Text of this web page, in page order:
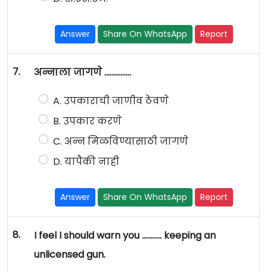
Answer Share On WhatsApp Report
7. अन्नाला जागणे ……………
A. उपकाराची जाणीव ठेवणे
B. उपकार करणे
C. अन्न मिळविण्यासाठी जागणे
D. यापैकी नाही
Answer Share On WhatsApp Report
8.
I feel I should warn you ……….. keeping an
unlicensed gun.